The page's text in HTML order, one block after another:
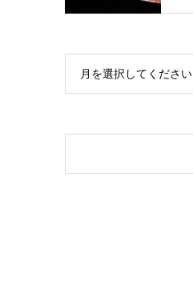
月を選択してください